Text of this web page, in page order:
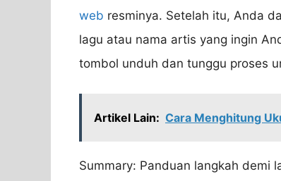
web resminya. Setelah itu, Anda
lagu atau nama artis yang ingin
tombol unduh dan tunggu proses
Artikel Lain: Cara Menghitung
Summary: Panduan langkah demi